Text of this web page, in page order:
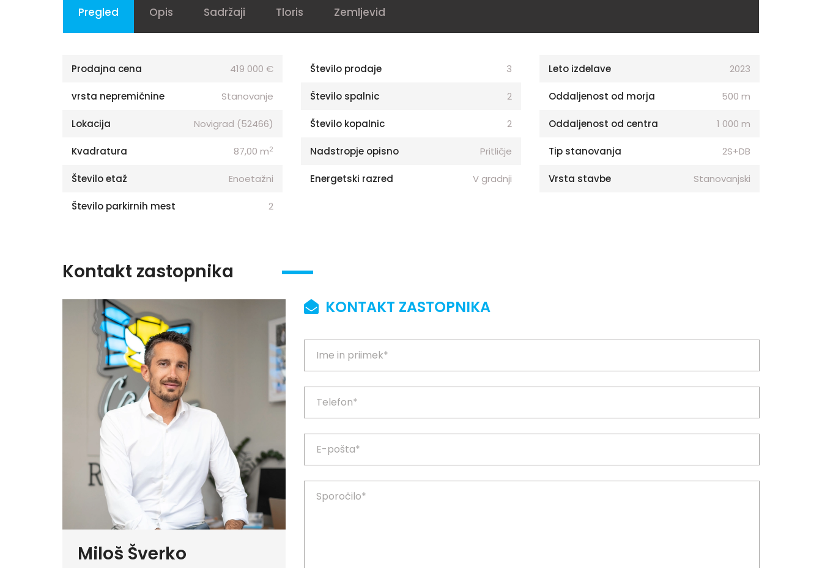
Pregled Opis Sadržaji Tloris Zemljevid
Prodajna cena 419 000 € Število prodaje 3 Leto izdelave 2023
vrsta nepremičnine Stanovanje Število spalnic 2 Oddaljenost od morja 500 m
Lokacija Novigrad (52466) Število kopalnic 2 Oddaljenost od centra 1 000 m
Kvadratura 87,00 m2 Nadstropje opisno Pritličje Tip stanovanja 2S+DB
Število etaž Enoetažni Energetski razred V gradnji Vrsta stavbe Stanovanjski
Število parkirnih mest 2
Kontakt zastopnika
Miloš Šverko
KONTAKT ZASTOPNIKA